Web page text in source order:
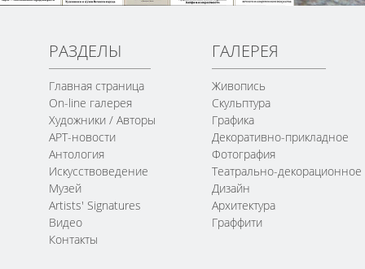
РАЗДЕЛЫ
Главная страница
On-line галерея
Художники / Авторы
АРТ-новости
Антология
Искусствоведение
Музей
Artists' Signatures
Видео
Контакты
ГАЛЕРЕЯ
Живопись
Скульптура
Графика
Декоративно-прикладное
Фотография
Театрально-декорационное
Дизайн
Архитектура
Граффити